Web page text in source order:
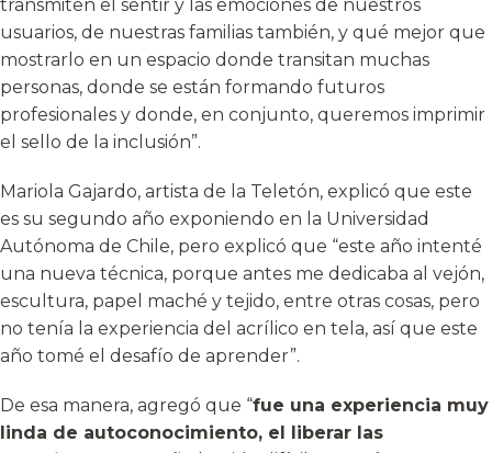
transmiten el sentir y las emociones de nuestros
usuarios, de nuestras familias también, y qué mejor que
mostrarlo en un espacio donde transitan muchas
personas, donde se están formando futuros
profesionales y donde, en conjunto, queremos imprimir
el sello de la inclusión”.
Mariola Gajardo, artista de la Teletón, explicó que este
es su segundo año exponiendo en la Universidad
Autónoma de Chile, pero explicó que “este año intenté
una nueva técnica, porque antes me dedicaba al vejón,
escultura, papel maché y tejido, entre otras cosas, pero
no tenía la experiencia del acrílico en tela, así que este
año tomé el desafío de aprender”.
De esa manera, agregó que “fue una experiencia muy
linda de autoconocimiento, el liberar las